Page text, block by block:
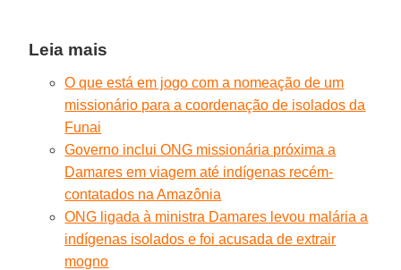
Leia mais
O que está em jogo com a nomeação de um
missionário para a coordenação de isolados da
Funai
Governo inclui ONG missionária próxima a
Damares em viagem até indígenas recém-
contatados na Amazônia
ONG ligada à ministra Damares levou malária a
indígenas isolados e foi acusada de extrair
mogno